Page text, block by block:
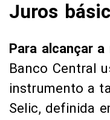
Juros
Para alcançar
Banco Central
instrumento a
Selic, definida